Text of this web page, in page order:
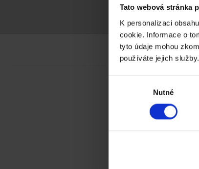
Tato webová stránka
K personalizaci
cookie. Informace o
tyto údaje mohou
používáte jejich
Nutné